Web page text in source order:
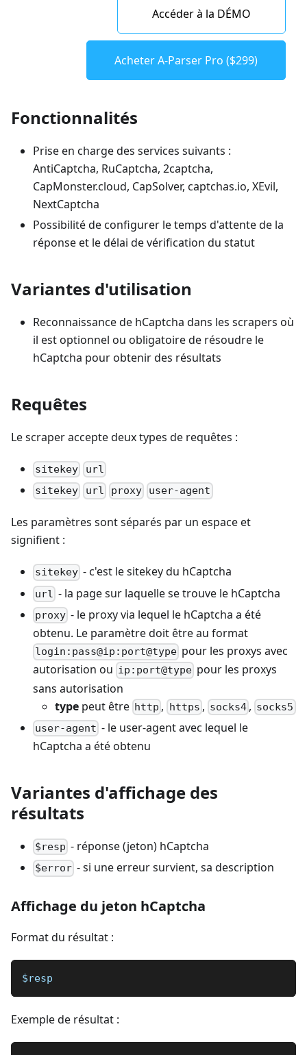
Accéder à la DÉMO
Acheter A-Parser Pro ($299)
Fonctionnalités
Prise en charge des services suivants :
AntiCaptcha, RuCaptcha, 2captcha,
CapMonster.cloud, CapSolver, captchas.io, XEvil,
NextCaptcha
Possibilité de configurer le temps d'attente de la
réponse et le délai de vérification du statut
Variantes d'utilisation
Reconnaissance de hCaptcha dans les scrapers où
il est optionnel ou obligatoire de résoudre le
hCaptcha pour obtenir des résultats
Requêtes
Le scraper accepte deux types de requêtes :
sitekey
url
sitekey
url proxy user-agent
Les paramètres sont séparés par un espace et
signifient :
sitekey - c'est le sitekey du hCaptcha
url - la page sur laquelle se trouve le hCaptcha
proxy - le proxy via lequel le hCaptcha a été
obtenu. Le paramètre doit être au format
login:pass@ip:port@type pour les proxys avec
autorisation ou ip:port@type pour les proxys
sans autorisation
type peut être http , https , socks4 , socks5
user-agent - le user-agent avec lequel le
hCaptcha a été obtenu
Variantes d'affichage des
résultats
$resp - réponse (jeton) hCaptcha
$error - si une erreur survient, sa description
Affichage du jeton hCaptcha
Format du résultat :
$resp
Exemple de résultat :